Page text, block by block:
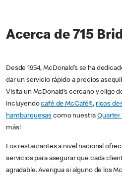
Acerca de 715
Desde 1954, McDonald’s se ha
dar un servicio rápido a precios
Visita un McDonald’s cercano y elige
incluyendocafé de McCafé®, ricos
hamburguesas como nuestraQuarter
más!
Los restaurantes a nivel nacional
servicios para asegurar que cada
agradable. Averigua si alguno de los